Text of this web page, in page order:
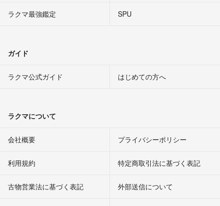
ラクマ最強鑑定
SPU
ガイド
ラクマ公式ガイド はじめての方へ
ラクマについて
会社概要 プライバシーポリシー
利用規約 特定商取引法に基づく表記
古物営業法に基づく表記 外部送信について